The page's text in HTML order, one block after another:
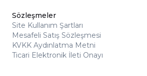
Sözleşmeler
Site Kullanım Şartları
Mesafeli Satış Sözleşmesi
KVKK Aydınlatma Metni
Ticari Elektronik İleti Onayı